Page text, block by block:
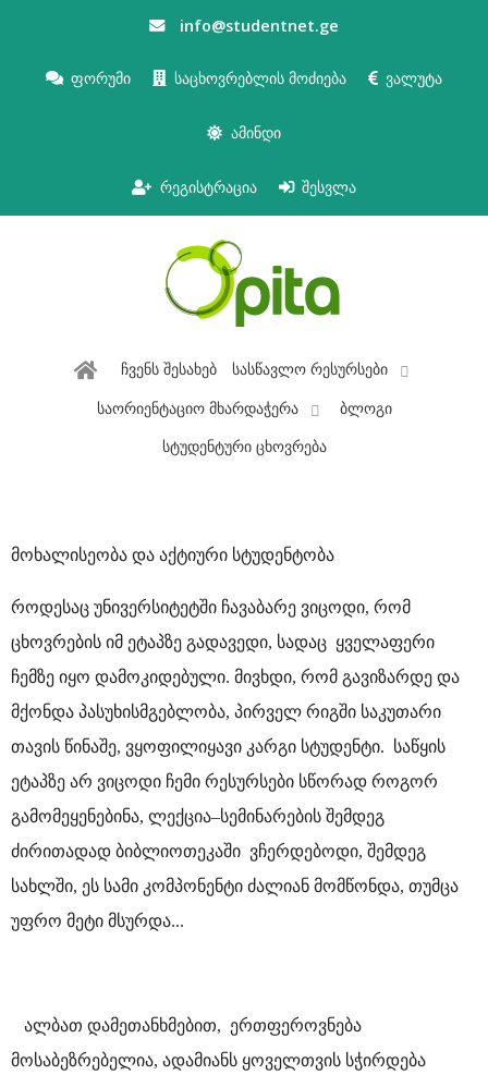
info@studentnet.ge
ფორუმი საცხოვრებლის მოძიება ვალუტა
ამინდი
რეგისტრაცია შესვლა
ჩვენს შესახებ სასწავლო რესურსები
საორიენტაციო მხარდაჭერა ბლოგი
სტუდენტური ცხოვრება
მოხალისეობა და აქტიური სტუდენტობა
როდესაც უნივერსიტეტში ჩავაბარე ვიცოდი, რომ
ცხოვრების იმ ეტაპზე გადავედი, სადაც ყველაფერი
ჩემზე იყო დამოკიდებული. მივხდი, რომ გავიზარდე და
მქონდა პასუხისმგებლობა, პირველ რიგში საკუთარი
თავის წინაშე, ვყოფილიყავი კარგი სტუდენტი. საწყის
ეტაპზე არ ვიცოდი ჩემი რესურსები სწორად როგორ
გამომეყენებინა, ლექცია–სემინარების შემდეგ
ძირითადად ბიბლიოთეკაში ვჩერდებოდი, შემდეგ
სახლში, ეს სამი კომპონენტი ძალიან მომწონდა, თუმცა
უფრო მეტი მსურდა...
ალბათ დამეთანხმებით, ერთფეროვნება
მოსაბეზრებელია, ადამიანს ყოველთვის სჭირდება